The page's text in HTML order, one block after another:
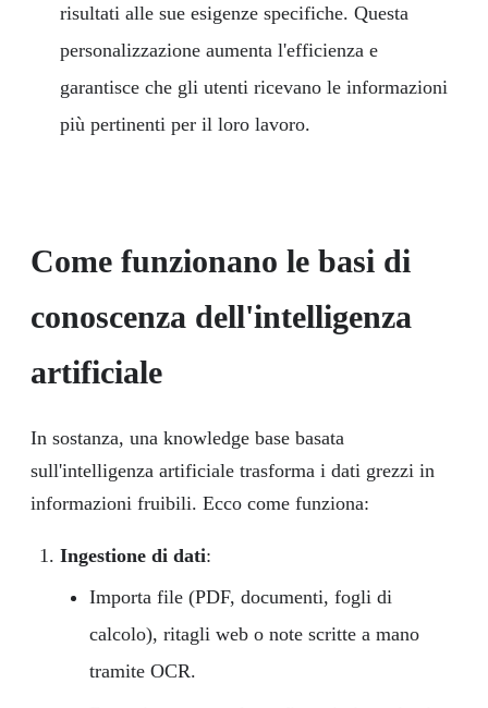
risultati alle sue esigenze specifiche. Questa
personalizzazione aumenta l'efficienza e
garantisce che gli utenti ricevano le informazioni
più pertinenti per il loro lavoro.
Come funzionano le basi di
conoscenza dell'intelligenza
artificiale
In sostanza, una knowledge base basata
sull'intelligenza artificiale trasforma i dati grezzi in
informazioni fruibili. Ecco come funziona:
Ingestione di dati:
Importa file (PDF, documenti, fogli di
calcolo), ritagli web o note scritte a mano
tramite OCR.